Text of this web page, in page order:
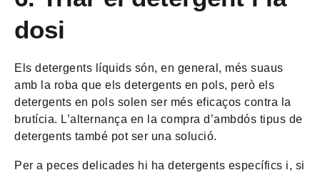
dosi
Els detergents líquids són, en general, més suaus
amb la roba que els detergents en pols, però els
detergents en pols solen ser més eficaços contra la
brutícia. L’alternança en la compra d’ambdós tipus de
detergents també pot ser una solució.
Per a peces delicades hi ha detergents específics i, si